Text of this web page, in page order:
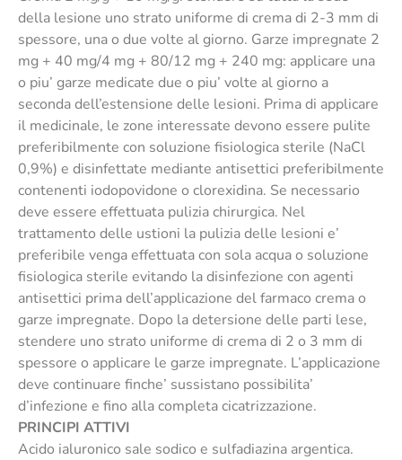
della lesione uno strato uniforme di crema di 2-3 mm di
spessore, una o due volte al giorno. Garze impregnate 2
mg + 40 mg/4 mg + 80/12 mg + 240 mg: applicare una
o piu’ garze medicate due o piu’ volte al giorno a
seconda dell’estensione delle lesioni. Prima di applicare
il medicinale, le zone interessate devono essere pulite
preferibilmente con soluzione fisiologica sterile (NaCl
0,9%) e disinfettate mediante antisettici preferibilmente
contenenti iodopovidone o clorexidina. Se necessario
deve essere effettuata pulizia chirurgica. Nel
trattamento delle ustioni la pulizia delle lesioni e’
preferibile venga effettuata con sola acqua o soluzione
fisiologica sterile evitando la disinfezione con agenti
antisettici prima dell’applicazione del farmaco crema o
garze impregnate. Dopo la detersione delle parti lese,
stendere uno strato uniforme di crema di 2 o 3 mm di
spessore o applicare le garze impregnate. L’applicazione
deve continuare finche’ sussistano possibilita’
d’infezione e fino alla completa cicatrizzazione.
PRINCIPI ATTIVI
Acido ialuronico sale sodico e sulfadiazina argentica.